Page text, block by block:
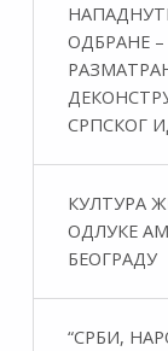
ОДБРАНЕ
СРПСКОГ
КУЛТУРА
ОДЛУКЕ
БЕОГРАДУ
“СРБИ,